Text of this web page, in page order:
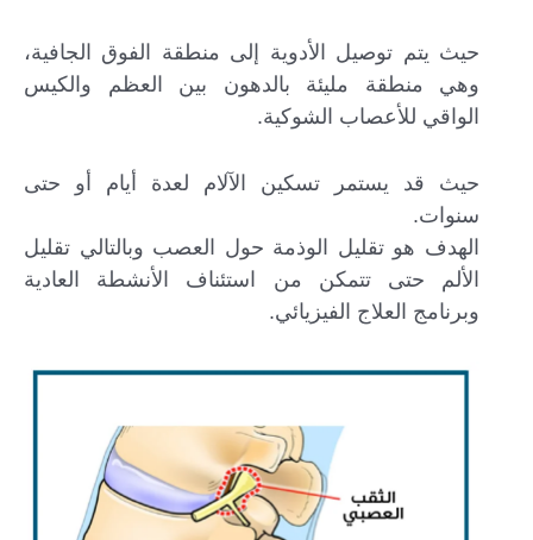
حيث يتم توصيل الأدوية إلى منطقة الفوق الجافية،
وهي منطقة مليئة بالدهون بين العظم والكيس
الواقي للأعصاب الشوكية.
حيث قد يستمر تسكين الآلام لعدة أيام أو حتى
سنوات.
الهدف هو تقليل الوذمة حول العصب وبالتالي تقليل
الألم حتى تتمكن من استئناف الأنشطة العادية
وبرنامج العلاج الفيزيائي.